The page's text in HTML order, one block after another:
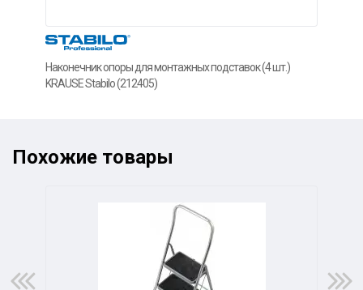
Наконечник опоры для монтажных подставок (4 шт.)
KRAUSE Stabilo (212405)
Похожие товары